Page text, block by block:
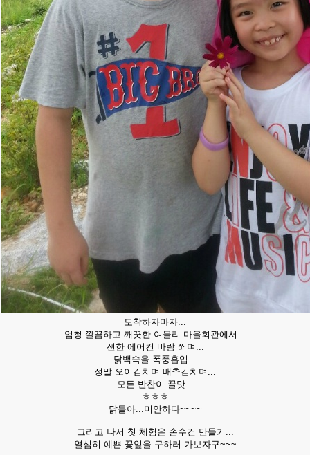
도착하자마자...
엄청 깔끔하고 깨끗한 여물리 마을회관에서...
션한 에어컨 바람 쐬며...
닭백숙을 폭풍흡입...
정말 오이김치며 배추김치며...
모든 반찬이 꿀맛...
ㅎㅎㅎ
닭들아...미안하다~~~~
그리고 나서 첫 체험은 손수건 만들기...
열심히 예쁜 꽃잎을 구하러 가보자구~~~